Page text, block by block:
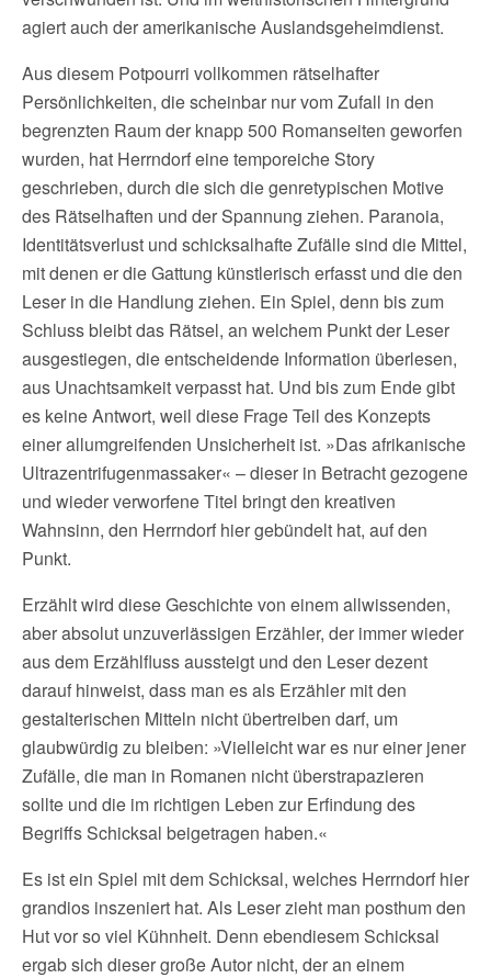
agiert auch der amerikanische Auslandsgeheimdienst.
Aus diesem Potpourri vollkommen rätselhafter
Persönlichkeiten, die scheinbar nur vom Zufall in den
begrenzten Raum der knapp 500 Romanseiten geworfen
wurden, hat Herrndorf eine temporeiche Story
geschrieben, durch die sich die genretypischen Motive
des Rätselhaften und der Spannung ziehen. Paranoia,
Identitätsverlust und schicksalhafte Zufälle sind die Mittel,
mit denen er die Gattung künstlerisch erfasst und die den
Leser in die Handlung ziehen. Ein Spiel, denn bis zum
Schluss bleibt das Rätsel, an welchem Punkt der Leser
ausgestiegen, die entscheidende Information überlesen,
aus Unachtsamkeit verpasst hat. Und bis zum Ende gibt
es keine Antwort, weil diese Frage Teil des Konzepts
einer allumgreifenden Unsicherheit ist. »Das afrikanische
Ultrazentrifugenmassaker« – dieser in Betracht gezogene
und wieder verworfene Titel bringt den kreativen
Wahnsinn, den Herrndorf hier gebündelt hat, auf den
Punkt.
Erzählt wird diese Geschichte von einem allwissenden,
aber absolut unzuverlässigen Erzähler, der immer wieder
aus dem Erzählfluss aussteigt und den Leser dezent
darauf hinweist, dass man es als Erzähler mit den
gestalterischen Mitteln nicht übertreiben darf, um
glaubwürdig zu bleiben: »Vielleicht war es nur einer jener
Zufälle, die man in Romanen nicht überstrapazieren
sollte und die im richtigen Leben zur Erfindung des
Begriffs Schicksal beigetragen haben.«
Es ist ein Spiel mit dem Schicksal, welches Herrndorf hier
grandios inszeniert hat. Als Leser zieht man posthum den
Hut vor so viel Kühnheit. Denn ebendiesem Schicksal
ergab sich dieser große Autor nicht, der an einem